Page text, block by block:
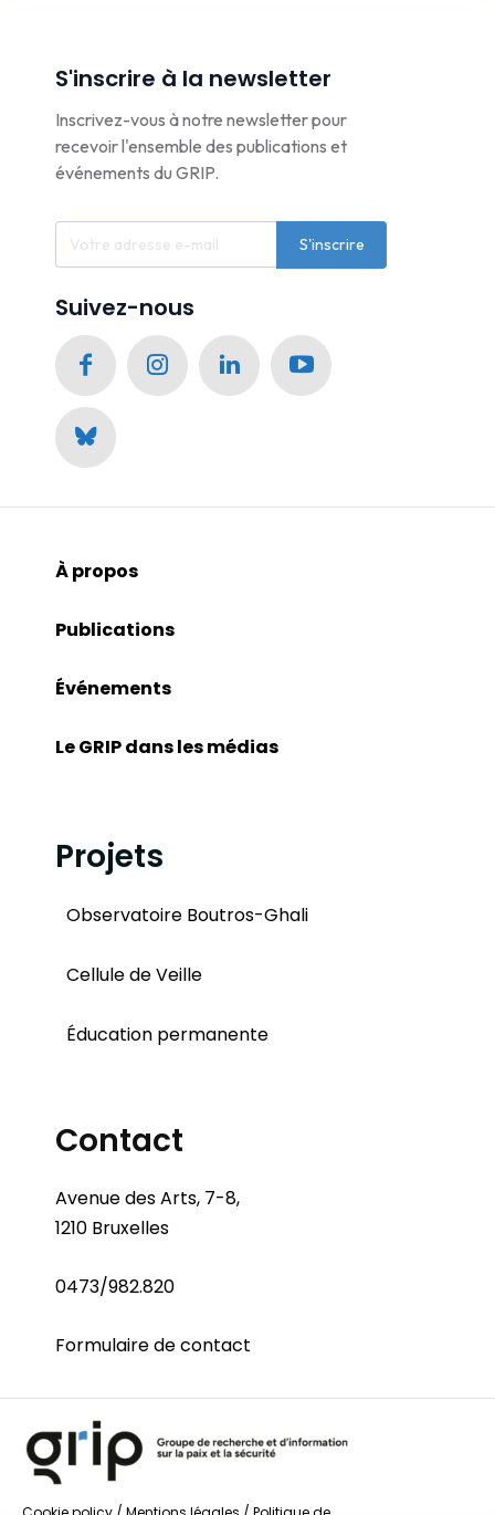
S'inscrire à la newsletter
Inscrivez-vous à notre newsletter pour
recevoir l'ensemble des publications et
événements du GRIP.
S'inscrire
Suivez-nous
À propos
Publications
Événements
Le GRIP dans les médias
Projets
Observatoire Boutros-Ghali
Cellule de Veille
Éducation permanente
Contact
Avenue des Arts, 7-8,
1210 Bruxelles
0473/982.820
Formulaire de contact